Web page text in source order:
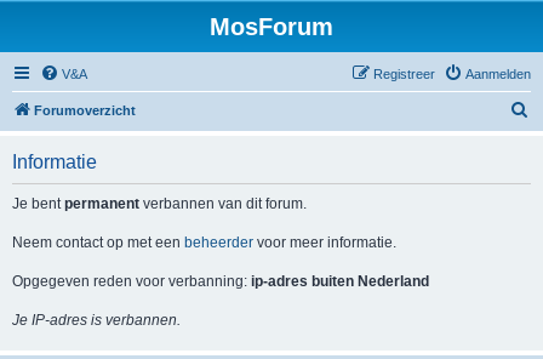
MosForum
V&A Aanmelden
Registreer
Forumoverzicht
Informatie
Je bentpermanent verbannen van dit forum.
Neem contact op met een beheerder voor meer informatie.
Opgegeven reden voor verbanning: ip-adres buiten Nederland
Je IP-adres is verbannen.